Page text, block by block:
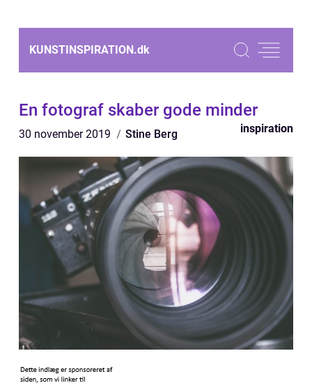
KUNSTINSPIRATION.dk
En fotograf skaber gode minder
30 november 2019 Stine Berg inspiration